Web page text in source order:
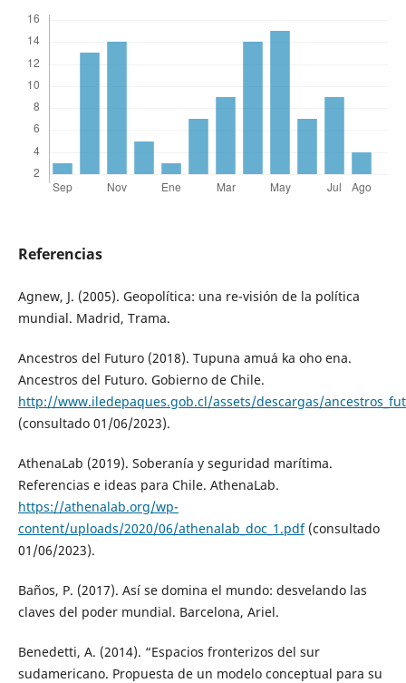
Referencias
Agnew, J. (2005). Geopolítica: una re-visión de la política
mundial. Madrid, Trama.
Ancestros del Futuro (2018). Tupuna amu´a ka oho ena.
Ancestros del Futuro. Gobierno de Chile.
http://www.iledepaques.gob.cl/assets/descargas/
(consultado 01/06/2023).
AthenaLab (2019). Soberanía y seguridad marítima.
Referencias e ideas para Chile. AthenaLab.
https://athenalab.org/wp-
content/uploads/2020/06/athenalab_doc_1.pdf(consultado
01/06/2023).
Baños, P. (2017). Así se domina el mundo: desvelando las
claves del poder mundial. Barcelona, Ariel.
Benedetti, A. (2014). “Espacios fronterizos del sur
sudamericano. Propuesta de un modelo conceptual para su